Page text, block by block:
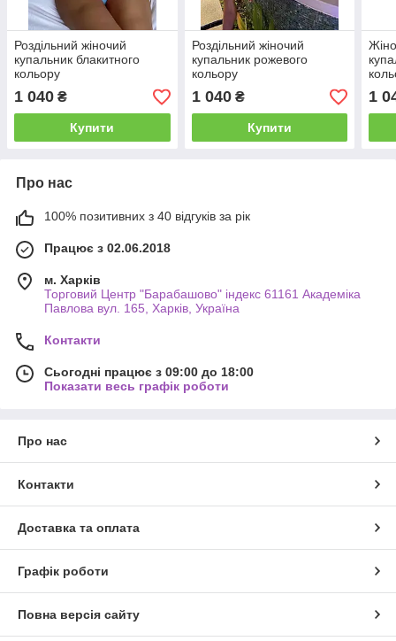
Роздільний жіночий
купальник блакитного
кольору
1 040 ₴
Купити
Роздільний жіночий
купальник рожевого
кольору
1 040₴
Купити
1
Про нас
100% позитивних з 40 відгуків за рік
Працює з 02.06.2018
м. Харків
Торговий Центр "Барабашово" індекс 61161 Академіка
Павлова вул. 165, Харків, Україна
Контакти
Сьогодні працює з 09:00 до 18:00
Показати весь графік роботи
Про нас
Контакти
Доставка та оплата
Графік роботи
Повна версія сайту